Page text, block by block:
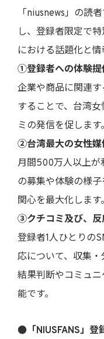
「niusnews」の読
し、登録者限定で
における話題化と情
①登録者への体験提
企業や商品に関連
することで、台湾
ミの発信を促します。
②台湾最大の女性媒
月間500万人以上が
の募集や体験の様
関心を最大化します。
③クチコミ及び、反
登録者1人ひとりの
応について、収集
結果判断やコミュ
能です。
●「NIUSFANS」登